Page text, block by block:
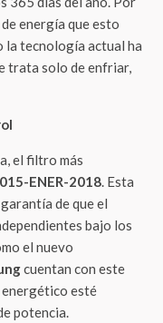
energía que esto
la tecnología actual ha
trata solo de enfriar,
el filtro más
ENER-2018. Esta
de que el
bajo los
el nuevo
cuentan con este
energético esté
potencia.